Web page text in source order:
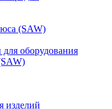
(SAW)
оборудования
изделий